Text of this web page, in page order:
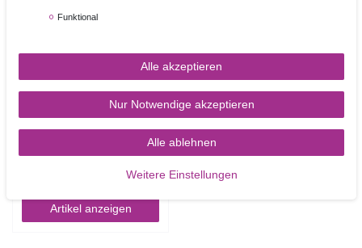
5er Paket dünne
Tortenplatten 22 cm
rund gold/silber
Artikel anzeigen
Funktional
Alle akzeptieren
Nur Notwendige akzeptieren
Alle ablehnen
Weitere Einstellungen